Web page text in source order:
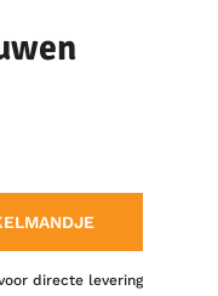
directe levering